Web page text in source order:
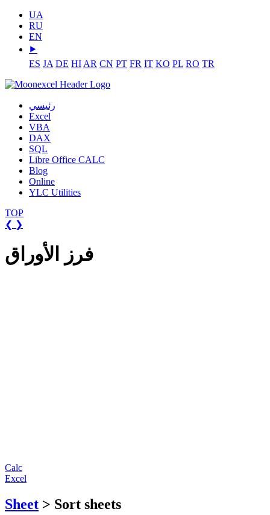
UA
RU
EN
⯈
ES JA DE HI AR CN PT FR IT KO PL RO TR
رئيسي
Excel
VBA
DAX
SQL
Libre Office CALC
Blog
Online
YLC Utilities
TOP
❮ ❯
فرز الأوراق
Calc
Excel
Sheet > Sort sheets